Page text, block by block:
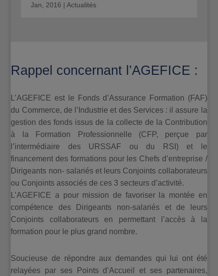
Jan, 2016 | Actualités
Rappel concernant l’AGEFICE :
L’AGEFICE est le Fonds d’Assurance Formation (FAF)
du Commerce, de l’Industrie et des Services : il assure la
gestion des fonds issus de la collecte de la Contribution
à la Formation Professionnelle (CFP, perçue par
l’intermédiaire des URSSAF ou du RSI) et le
financement des formations pour les Chefs d’entreprise /
Dirigeants non- salariés et leurs Conjoints collaborateurs
ou Conjoints associés de ces 3 secteurs d’activité.
L’AGEFICE a pour mission de favoriser la montée en
compétence des Dirigeants non-salariés et de leurs
Conjoints collaborateurs en permettant l’accès à la
formation pour le plus grand nombre.
Soucieuse de répondre aux demandes qui lui ont été
relayées par ses Points d’Accueil et ses partenaires,